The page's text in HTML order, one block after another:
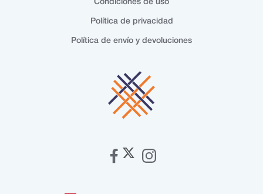
Condiciones de uso
Política de privacidad
Política de envío y devoluciones